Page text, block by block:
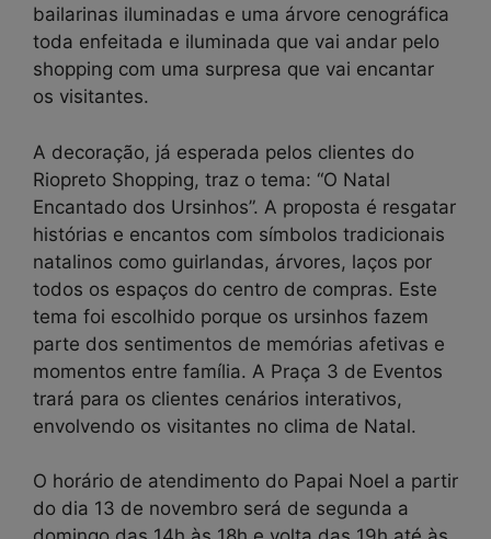
bailarinas iluminadas e uma árvore cenográfica
toda enfeitada e iluminada que vai andar pelo
shopping com uma surpresa que vai encantar
os visitantes.
A decoração, já esperada pelos clientes do
Riopreto Shopping, traz o tema: “O Natal
Encantado dos Ursinhos”. A proposta é resgatar
histórias e encantos com símbolos tradicionais
natalinos como guirlandas, árvores, laços por
todos os espaços do centro de compras. Este
tema foi escolhido porque os ursinhos fazem
parte dos sentimentos de memórias afetivas e
momentos entre família. A Praça 3 de Eventos
trará para os clientes cenários interativos,
envolvendo os visitantes no clima de Natal.
O horário de atendimento do Papai Noel a partir
do dia 13 de novembro será de segunda a